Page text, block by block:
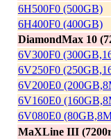
6H500F0 (500GB)
6H400F0 (400GB)
DiamondMax 10
6V300F0
6V250F0
6V200E0
6V160E0
6V080E0
MaXLine III